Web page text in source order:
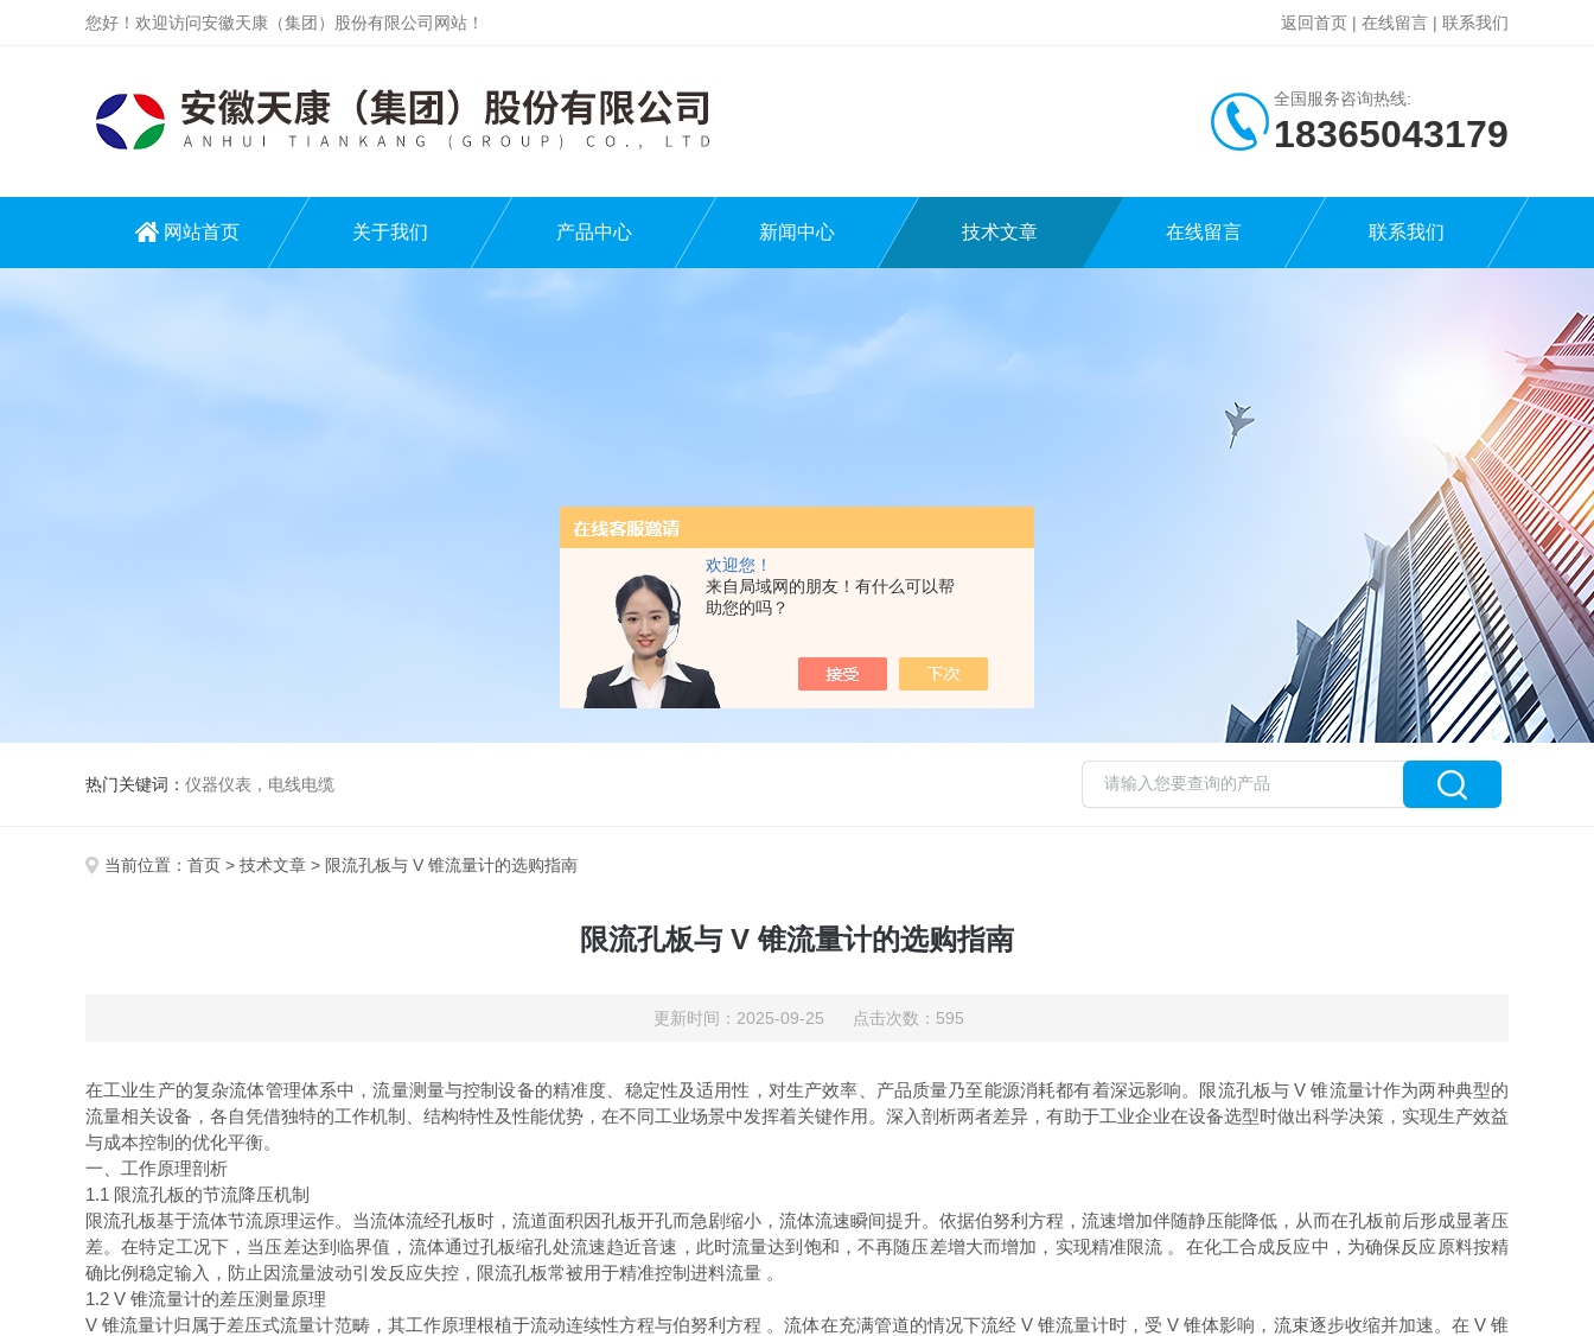
欢迎您！
来自局域网的朋友！有什么可以帮
助您的吗？
您好！欢迎访问安徽天康（集团）股份有限公司网站！ 返回首页 | 在线留言 | 联系我们
全国服务咨询热线:
18365043179
网站首页 关于我们 产品中心 新闻中心 技术文章 在线留言 联系我们
热门关键词： 仪器仪表，电线电缆
当前位置： 首页 > 技术文章 > 限流孔板与 V 锥流量计的选购指南
限流孔板与 V 锥流量计的选购指南
更新时间：2025-09-25 点击次数：595
在工业生产的复杂流体管理体系中，流量测量与控制设备的精准度、稳定性及适用性，对生产效率、产品质量乃至能源消耗都有着深远影响。限流孔板与 V 锥流量计作为两种典型的
流量相关设备，各自凭借独特的工作机制、结构特性及性能优势，在不同工业场景中发挥着关键作用。深入剖析两者差异，有助于工业企业在设备选型时做出科学决策，实现生产效益
与成本控制的优化平衡。
一、工作原理剖析
1.1 限流孔板的节流降压机制
限流孔板基于流体节流原理运作。当流体流经孔板时，流道面积因孔板开孔而急剧缩小，流体流速瞬间提升。依据伯努利方程，流速增加伴随静压能降低，从而在孔板前后形成显著压
差。在特定工况下，当压差达到临界值，流体通过孔板缩孔处流速趋近音速，此时流量达到饱和，不再随压差增大而增加，实现精准限流 。在化工合成反应中，为确保反应原料按精
确比例稳定输入，防止因流量波动引发反应失控，限流孔板常被用于精准控制进料流量 。
1.2 V 锥流量计的差压测量原理
V 锥流量计归属于差压式流量计范畴，其工作原理根植于流动连续性方程与伯努利方程 。流体在充满管道的情况下流经 V 锥流量计时，受 V 锥体影响，流束逐步收缩并加速。在 V 锥